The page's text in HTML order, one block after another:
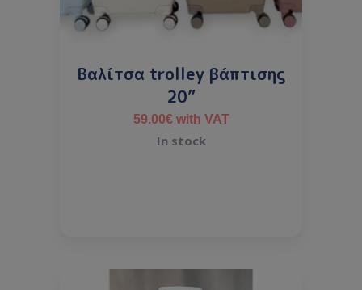
Βαλίτσα trolley βάπτισης
20”
59.00€with VAT
In stock